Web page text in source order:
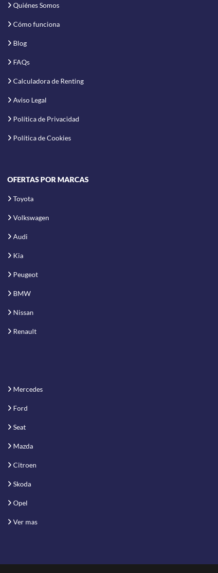
Quiénes Somos
Cómo funciona
Blog
FAQs
Calculadora de Renting
Aviso Legal
Política de Privacidad
Política de Cookies
OFERTAS POR MARCAS
Toyota
Volkswagen
Audi
Kia
Peugeot
BMW
Nissan
Renault
Mercedes
Ford
Seat
Mazda
Citroen
Skoda
Opel
Ver mas